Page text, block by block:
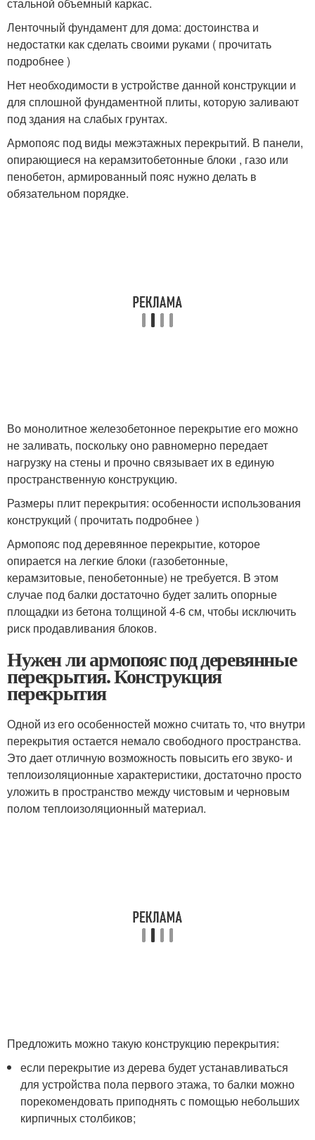
Ленточный фундамент для дома: достоинства и
недостатки как сделать своими руками ( прочитать
подробнее )
Нет необходимости в устройстве данной конструкции и
для сплошной фундаментной плиты, которую заливают
под здания на слабых грунтах.
Армопояс под виды межэтажных перекрытий. В панели,
опирающиеся на керамзитобетонные блоки , газо или
пенобетон, армированный пояс нужно делать в
обязательном порядке.
Во монолитное железобетонное перекрытие его можно
не заливать, поскольку оно равномерно передает
нагрузку на стены и прочно связывает их в единую
пространственную конструкцию.
Размеры плит перекрытия: особенности использования
конструкций ( прочитать подробнее )
Армопояс под деревянное перекрытие, которое
опирается на легкие блоки (газобетонные,
керамзитовые, пенобетонные) не требуется. В этом
случае под балки достаточно будет залить опорные
площадки из бетона толщиной 4-6 см, чтобы исключить
риск продавливания блоков.
Нужен ли армопояс под деревянные
перекрытия. Конструкция
перекрытия
Одной из его особенностей можно считать то, что внутри
перекрытия остается немало свободного пространства.
Это дает отличную возможность повысить его звуко- и
теплоизоляционные характеристики, достаточно просто
уложить в пространство между чистовым и черновым
полом теплоизоляционный материал.
Предложить можно такую конструкцию перекрытия:
если перекрытие из дерева будет устанавливаться
для устройства пола первого этажа, то балки можно
порекомендовать приподнять с помощью небольших
кирпичных столбиков;